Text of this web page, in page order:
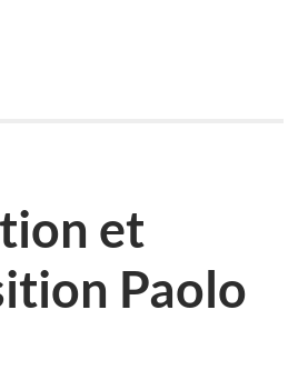
et
Paolo